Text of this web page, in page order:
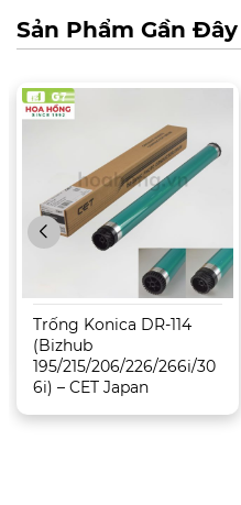
Sản Phẩm Gần Đây
Trống Konica DR-114
(Bizhub
195/215/206/226/266i/30
6i) – CET Japan